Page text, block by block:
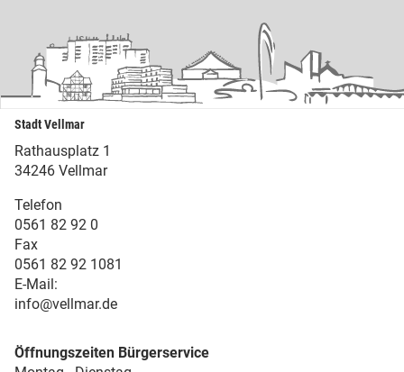
Stadt Vellmar
Rathausplatz 1
34246 Vellmar
Telefon
0561 82 92 0
Fax
0561 82 92 1081
E-Mail:
info@vellmar.de
Öffnungszeiten Bürgerservice